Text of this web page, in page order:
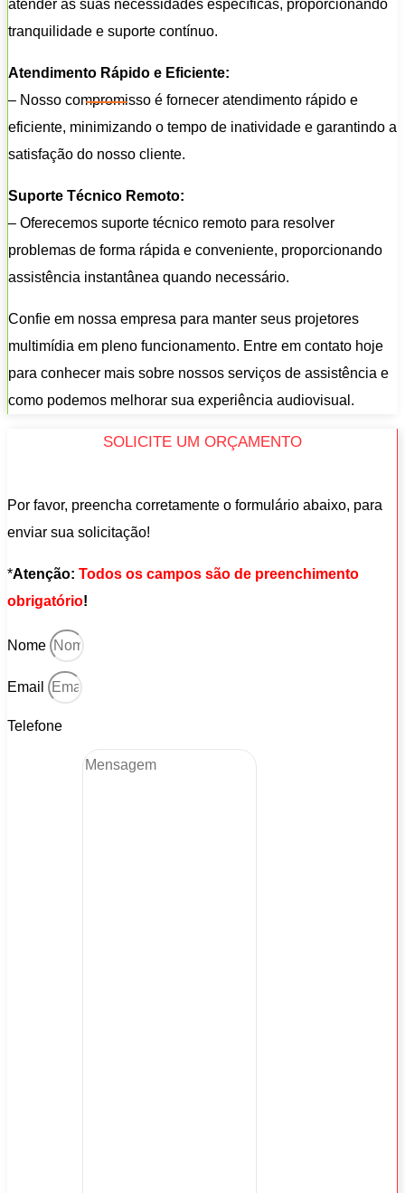
atender às suas necessidades específicas, proporcionando
tranquilidade e suporte contínuo.
Atendimento Rápido e Eficiente:
– Nosso compromisso é fornecer atendimento rápido e
eficiente, minimizando o tempo de inatividade e garantindo a
satisfação do nosso cliente.
Suporte Técnico Remoto:
– Oferecemos suporte técnico remoto para resolver
problemas de forma rápida e conveniente, proporcionando
assistência instantânea quando necessário.
Confie em nossa empresa para manter seus projetores
multimídia em pleno funcionamento. Entre em contato hoje
para conhecer mais sobre nossos serviços de assistência e
como podemos melhorar sua experiência audiovisual.
SOLICITE UM ORÇAMENTO
Por favor, preencha corretamente o formulário abaixo, para
enviar sua solicitação!
*Atenção: Todos os campos são de preenchimento
obrigatório!
Nome
Email
Telefone